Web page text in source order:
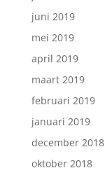
juni 2019
mei 2019
april 2019
maart 2019
februari 2019
januari 2019
december 2018
oktober 2018